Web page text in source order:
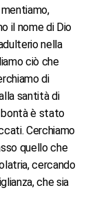
il nome di Dio
nella
ciò che
di
santità di
bontà è stato
Cerchiamo
quello che
cercando
che sia